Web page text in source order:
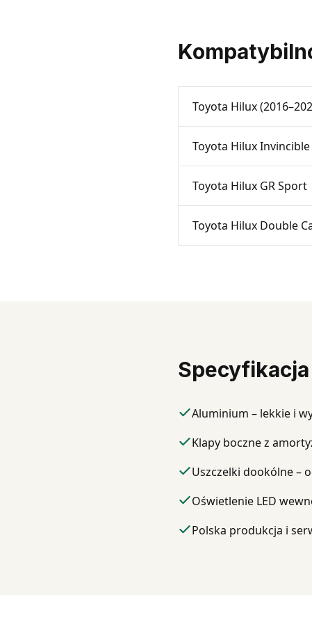
Toyota Hilux
Toyota Hilux Invincible
Toyota Hilux GR Sport
Toyota Hilux Double
Aluminium – lekkie i
Klapy boczne z
Uszczelki dookólne –
Oświetlenie LED
Polska produkcja i